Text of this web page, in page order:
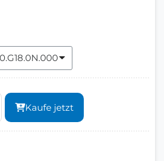
Kaufe jetzt